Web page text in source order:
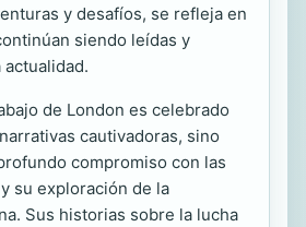
y desafíos, se refleja en
siendo leídas y
de London es celebrado
cautivadoras, sino
compromiso con las
su exploración de la
Sus historias sobre la lucha